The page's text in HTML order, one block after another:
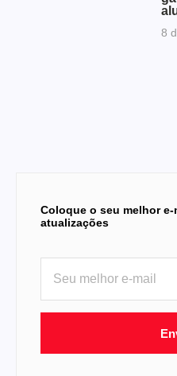
8
Coloque o seu melhor
atualizações